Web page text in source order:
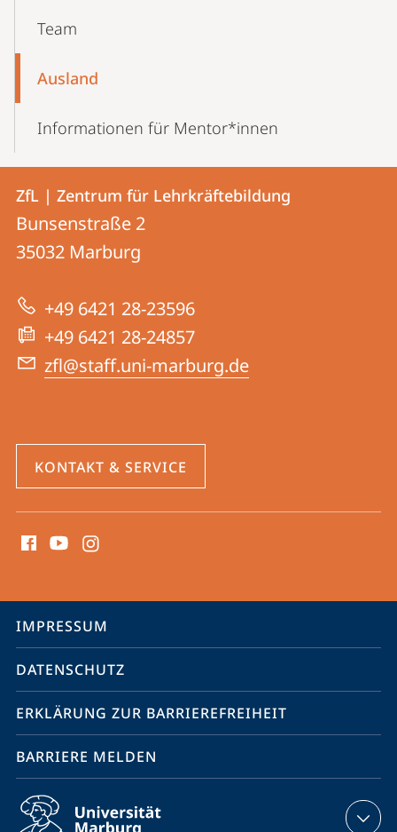
Team
Ausland
Informationen für Mentor*innen
Kontakt
und
Informationen
zur
Website
Kontaktinformationen
ZfL
|
Zentrum
für
Lehrkräftebildung
ZfL | Zentrum für Lehrkräftebildung
Bunsenstraße 2
35032 Marburg
+49 6421 28-23596
+49 6421 28-24857
zfl@staff.uni-marburg.de
KONTAKT & SERVICE
Media
Service-
Navigation
IMPRESSUM
DATENSCHUTZ
ERKLÄRUNG ZUR BARRIEREFREIHEIT
BARRIERE MELDEN